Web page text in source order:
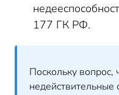
177 ГК РФ.
Поскольку вопрос,
недействительные